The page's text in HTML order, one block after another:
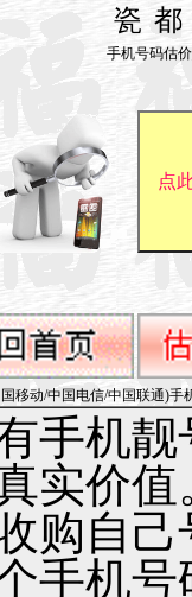
瓷
手机号码估
移动/中国电信/中国联通)
机靓
实价
购自
手机